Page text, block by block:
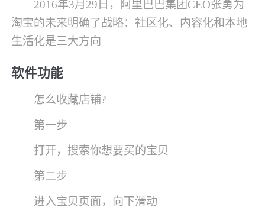
2016年3月29日，阿里巴巴集团CEO张勇为
淘宝的未来明确了战略：社区化、内容化和本地
生活化是三大方向
软件功能
怎么收藏店铺?
第一步
打开，搜索你想要买的宝贝
第二步
进入宝贝页面，向下滑动